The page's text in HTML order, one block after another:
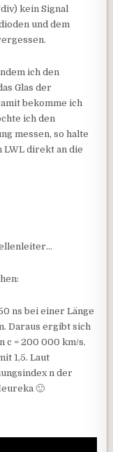
kein Signal
und dem
ich den
Glas der
bekomme ich
ich den
messen, so halte
LWL direkt an die
ns bei einer Länge
Daraus ergibt sich
c = 200 000 km/s.
1,5. Laut
n der
🙂